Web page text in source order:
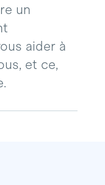
un
aider à
et ce,